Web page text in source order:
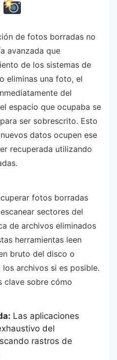
de fotos borradas no
avanzada que
de los sistemas de
eliminas una foto, el
del
espacio que ocupaba se
ser sobrescrito. Esto
datos ocupen ese
recuperada utilizando
fotos borradas
sectores del
de archivos eliminados
herramientas leen
bruto del disco o
archivos si es posible.
clave sobre cómo
Las aplicaciones
del
rastros de